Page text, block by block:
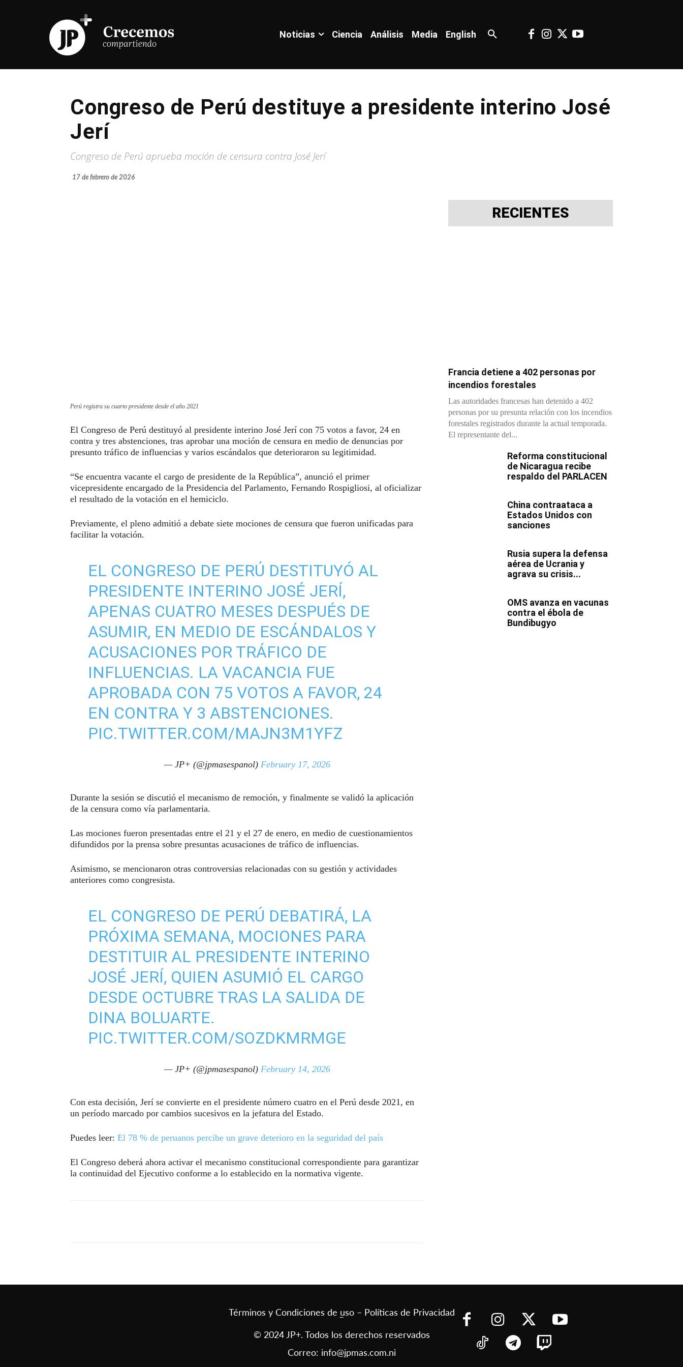
Noticias Ciencia Análisis Media English
Congreso de Perú destituye a presidente interino José
Jerí
Congreso de Perú aprueba moción de censura contra José Jerí
17 de febrero de 2026
Perú registra su cuarto presidente desde el año 2021
El Congreso de Perú destituyó al presidente interino José Jerí con 75 votos a favor, 24 en
contra y tres abstenciones, tras aprobar una moción de censura en medio de denuncias por
presunto tráfico de influencias y varios escándalos que deterioraron su legitimidad.
“Se encuentra vacante el cargo de presidente de la República”, anunció el primer
vicepresidente encargado de la Presidencia del Parlamento, Fernando Rospigliosi, al oficializar
el resultado de la votación en el hemiciclo.
Previamente, el pleno admitió a debate siete mociones de censura que fueron unificadas para
facilitar la votación.
EL CONGRESO DE PERÚ DESTITUYÓ AL
PRESIDENTE INTERINO JOSÉ JERÍ,
APENAS CUATRO MESES DESPUÉS DE
ASUMIR, EN MEDIO DE ESCÁNDALOS Y
ACUSACIONES POR TRÁFICO DE
INFLUENCIAS. LA VACANCIA FUE
APROBADA CON 75 VOTOS A FAVOR, 24
EN CONTRA Y 3 ABSTENCIONES.
PIC.TWITTER.COM/MAJN3M1YFZ
— JP+ (@jpmasespanol) February 17, 2026
Durante la sesión se discutió el mecanismo de remoción, y finalmente se validó la aplicación
de la censura como vía parlamentaria.
Las mociones fueron presentadas entre el 21 y el 27 de enero, en medio de cuestionamientos
difundidos por la prensa sobre presuntas acusaciones de tráfico de influencias.
Asimismo, se mencionaron otras controversias relacionadas con su gestión y actividades
anteriores como congresista.
EL CONGRESO DE PERÚ DEBATIRÁ, LA
PRÓXIMA SEMANA, MOCIONES PARA
DESTITUIR AL PRESIDENTE INTERINO
JOSÉ JERÍ, QUIEN ASUMIÓ EL CARGO
DESDE OCTUBRE TRAS LA SALIDA DE
DINA BOLUARTE.
PIC.TWITTER.COM/SOZDKMRMGE
— JP+ (@jpmasespanol) February 14, 2026
Con esta decisión, Jerí se convierte en el presidente número cuatro en el Perú desde 2021, en
un período marcado por cambios sucesivos en la jefatura del Estado.
Puedes leer: El 78 % de peruanos percibe un grave deterioro en la seguridad del país
El Congreso deberá ahora activar el mecanismo constitucional correspondiente para garantizar
la continuidad del Ejecutivo conforme a lo establecido en la normativa vigente.
RECIENTES
Francia detiene a 402 personas por
incendios forestales
Las autoridades francesas han detenido a 402
personas por su presunta relación con los incendios
forestales registrados durante la actual temporada.
El representante del...
Reforma constitucional
de Nicaragua recibe
respaldo del PARLACEN
China contraataca a
Estados Unidos con
sanciones
Rusia supera la defensa
aérea de Ucrania y
agrava su crisis...
OMS avanza en vacunas
contra el ébola de
Bundibugyo
Términos y Condiciones de uso – Políticas de Privacidad
–
© 2024 JP+. Todos los derechos reservados
Correo: info@jpmas.com.ni